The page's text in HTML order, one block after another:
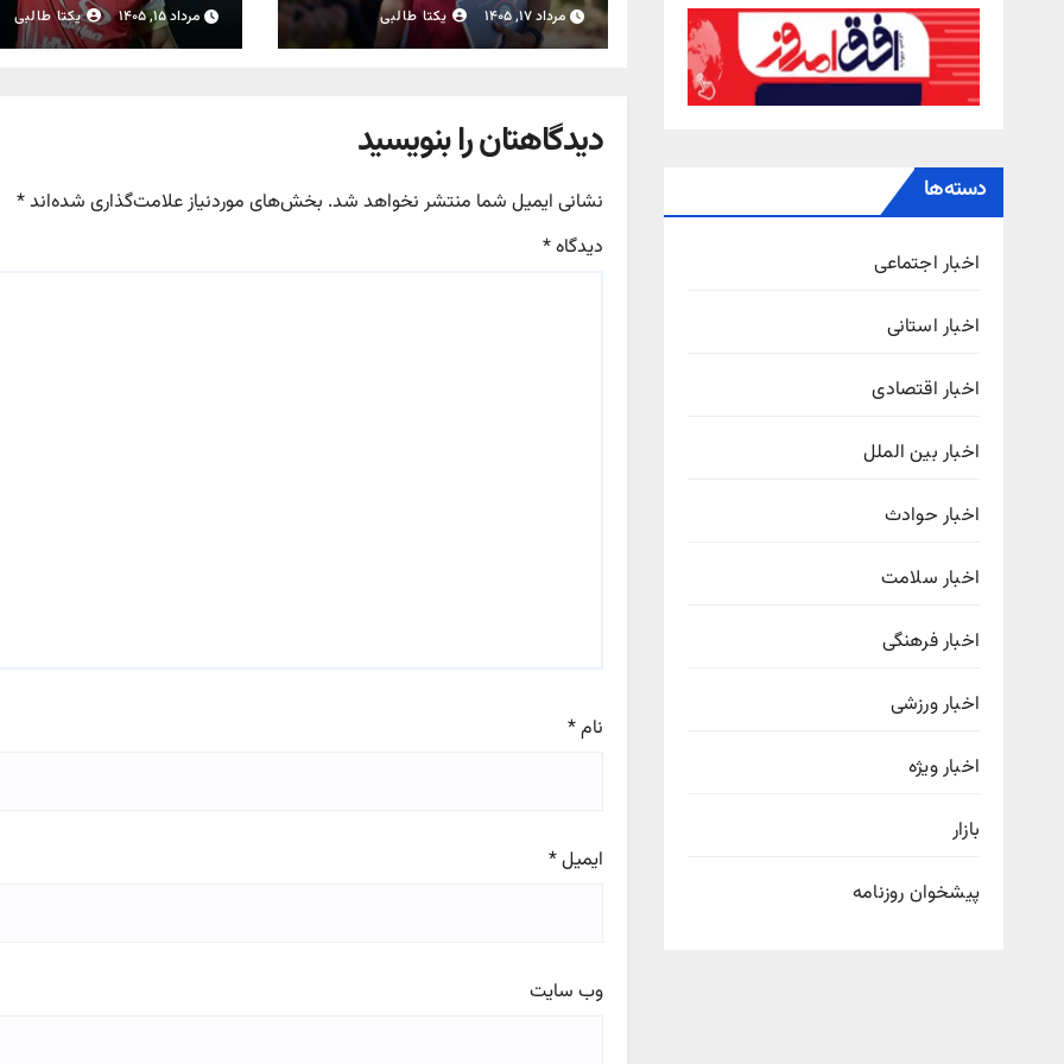
دسته‌ها
اخبار اجتماعی
اخبار استانی
اخبار اقتصادی
اخبار بین الملل
اخبار حوادث
اخبار سلامت
اخبار فرهنگی
اخبار ورزشی
اخبار ویژه
بازار
پیشخوان روزنامه
است
مرداد ۱۷, ۱۴۰۵ یکتا طالبی رحمتی شد
مرداد ۱۵, ۱۴۰۵ یکتا طالبی
دیدگاهتان را بنویسید
نشانی ایمیل شما منتشر نخواهد شد. بخش‌های موردنیاز علامت‌گذاری شده‌اند*
دیدگاه*
نام*
ایمیل*
وب‌ سایت